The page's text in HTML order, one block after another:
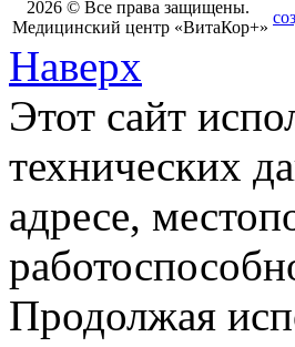
2026 © Все права защищены.
Медицинский центр «ВитаКор+»
Наверх
Этот сайт
технических
адресе,
Продолжая